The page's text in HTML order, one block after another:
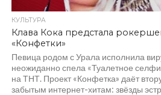
КУЛЬТУРА
Клава Кока предстала
«Конфетки»
Певица родом с Урала исполнила
неожиданно спела «Туалетное
на ТНТ. Проект «Конфетка» даёт
забытым интернет-хитам: звёзды